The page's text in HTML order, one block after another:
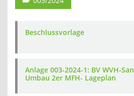
Beschlussvorlage
Anlage 003-2024-1: BV WVH-
Umbau 2er MFH- Lageplan